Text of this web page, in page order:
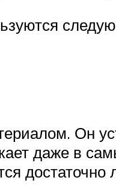
Он
даже в
достаточно